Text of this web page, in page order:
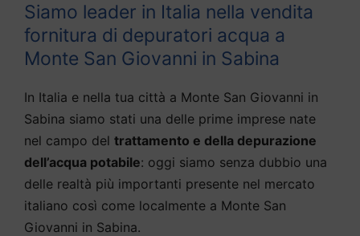
Siamo leader in Italia nella vendita
fornitura di depuratori acqua a
Monte San Giovanni in Sabina
In Italia e nella tua città a Monte San Giovanni in
Sabina siamo stati una delle prime imprese nate
nel campo del trattamento e della depurazione
dell’acqua potabile: oggi siamo senza dubbio una
delle realtà più importanti presente nel mercato
italiano così come localmente a Monte San
Giovanni in Sabina.